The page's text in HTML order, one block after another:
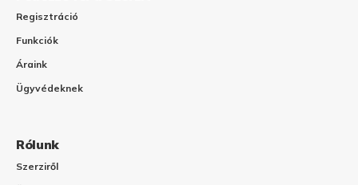
Regisztráció
Funkciók
Áraink
Ügyvédeknek
Rólunk
Szerziről